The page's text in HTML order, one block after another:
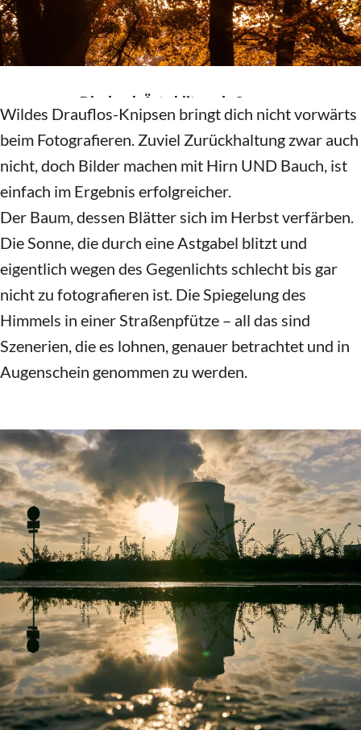
Augenschein genommen zu werden.
Und auch hier wie fast immer gilt „Probieren geht
über Studieren“! Natürlich ist es toll, wenn man zig
Tabellen und technischen Erklärungen in sich
aufgesogen hast – doch all das Fachwissen hilft
entscheidet…
Etwas scheinbar Alltägliches wie der Gang in einem
Flugzeug vor dem Start… Menschen sitzen auf ihre
… die Spiegelung im Wasser…
Der Mittelgang in einem Passagierflugzeug
Datenschutz Impressum